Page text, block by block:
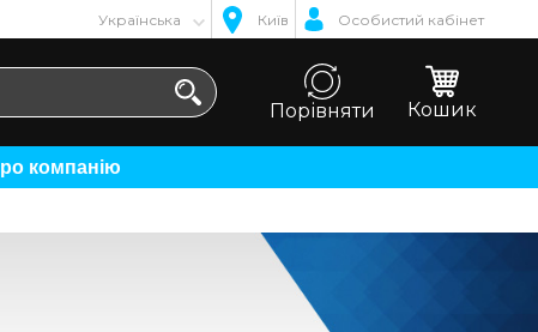
Українська Київ Особистий кабінет
Порівняти Кошик
Про компанію